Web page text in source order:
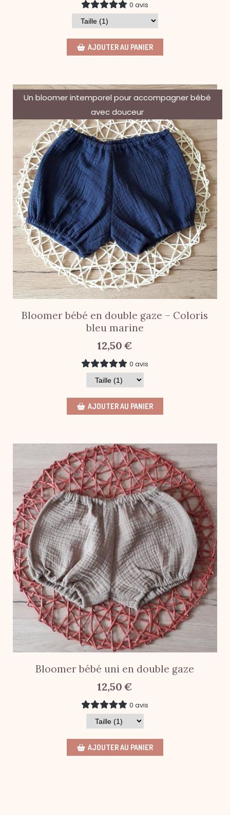
0 avis
AJOUTER AU PANIER
Un bloomer intemporel pour accompagner bébé
avec douceur
Bloomer bébé en double gaze – Coloris
bleu marine
12,50 €
0 avis
AJOUTER AU PANIER
Bloomer bébé uni en double gaze
12,50 €
0 avis
AJOUTER AU PANIER